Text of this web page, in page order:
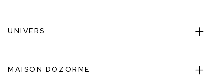
UNIVERS
MAISON DOZORME